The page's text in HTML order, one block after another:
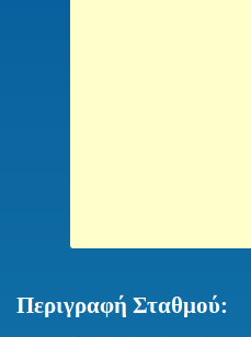
Περιγραφή Σταθμού: